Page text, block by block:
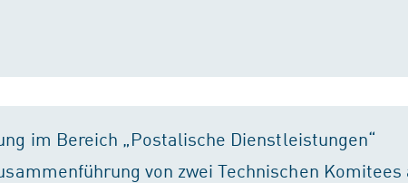
im Bereich „Postalische Dienstleistungen“
von zwei Technischen